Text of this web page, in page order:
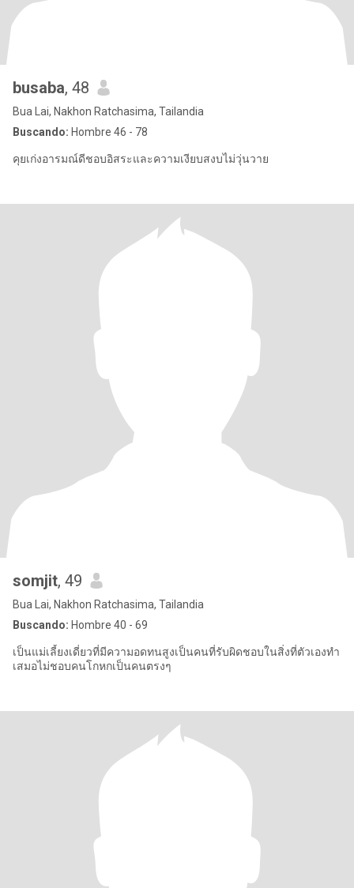
busaba, 48
Bua Lai, Nakhon Ratchasima, Tailandia
Buscando: Hombre 46 - 78
คุยเก่งอารมณ์ดีชอบอิสระและความเงียบสงบไม่วุ่นวาย
somjit, 49
Bua Lai, Nakhon Ratchasima, Tailandia
Buscando: Hombre 40 - 69
เป็นแม่เลี้ยงเดี่ยวที่มีความอดทนสูงเป็นคนที่รับผิดชอบในสิ่งที่ตัวเองทำ
เสมอไม่ชอบคนโกหกเป็นคนตรงๆ